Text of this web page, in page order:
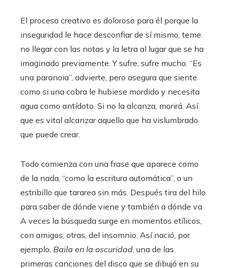
El proceso creativo es doloroso para él porque la
inseguridad le hace desconfiar de sí mismo, teme
no llegar con las notas y la letra al lugar que se ha
imaginado previamente. Y sufre, sufre mucho. “Es
una paranoia”, advierte, pero asegura que siente
como si una cobra le hubiese mordido y necesita
agua como antídoto. Si no la alcanza, morirá. Así
que es vital alcanzar aquello que ha vislumbrado
que puede crear.
Todo comienza con una frase que aparece como
de la nada, “como la escritura automática”, o un
estribillo que tararea sin más. Después tira del hilo
para saber de dónde viene y también a dónde va.
A veces la búsqueda surge en momentos etílicos,
con amigos; otras, del insomnio. Así nació, por
ejemplo, Baila en la oscuridad , una de las
primeras canciones del disco que se dibujó en su